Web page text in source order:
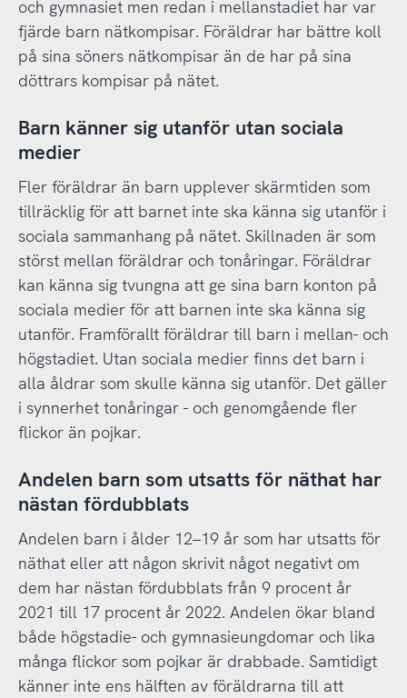
och gymnasiet men redan i mellanstadiet har var
fjärde barn nätkompisar. Föräldrar har bättre koll
på sina söners nätkompisar än de har på sina
döttrars kompisar på nätet.
Barn känner sig utanför utan sociala
medier
Fler föräldrar än barn upplever skärmtiden som
tillräcklig för att barnet inte ska känna sig utanför i
sociala sammanhang på nätet. Skillnaden är som
störst mellan föräldrar och tonåringar. Föräldrar
kan känna sig tvungna att ge sina barn konton på
sociala medier för att barnen inte ska känna sig
utanför. Framförallt föräldrar till barn i mellan- och
högstadiet. Utan sociala medier finns det barn i
alla åldrar som skulle känna sig utanför. Det gäller
i synnerhet tonåringar - och genomgående fler
flickor än pojkar.
Andelen barn som utsatts för näthat har
nästan fördubblats
Andelen barn i ålder 12–19 år som har utsatts för
näthat eller att någon skrivit något negativt om
dem har nästan fördubblats från 9 procent år
2021 till 17 procent år 2022. Andelen ökar bland
både högstadie- och gymnasieungdomar och lika
många flickor som pojkar är drabbade. Samtidigt
känner inte ens hälften av föräldrarna till att